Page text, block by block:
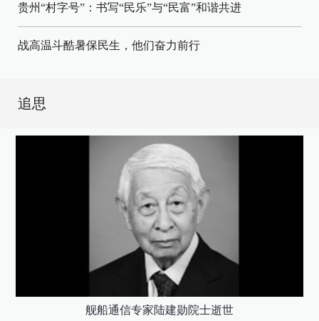
贵州“村字号”：书写“民乐”与“民富”和谐共进
战高温斗酷暑保民生，他们奋力前行
追思
舰船通信专家陆建勋院士逝世